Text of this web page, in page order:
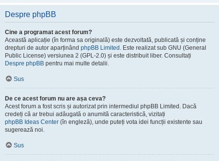
Despre phpBB
Cine a programat acest forum?
Această aplicație (în forma sa originală) este dezvoltată, publicată și conține
drepturi de autor aparținând phpBB Limited . Este realizat sub GNU (General
Public License) versiunea 2 (GPL-2.0) și este distribuit liber. Consultați
Despre phpBB pentru mai multe detalii.
Sus
De ce acest forum nu are așa ceva?
Acest forum a fost scris și autorizat prin intermediul phpBB Limited. Dacă
credeți că ar trebui adăugată o anumită caracteristică, vizitați
phpBB Ideas Center (în engleză), unde puteți vota idei funcții existente sau
sugerează noi.
Sus